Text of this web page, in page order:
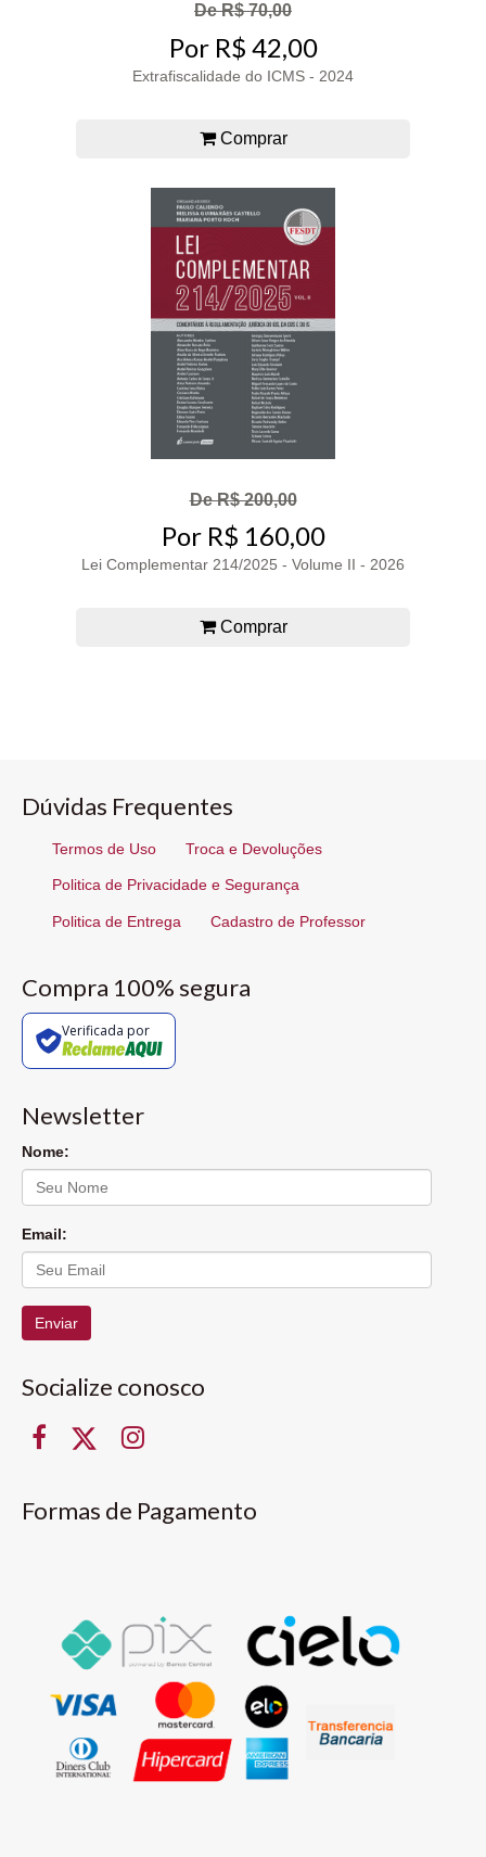
De R$ 70,00
Por R$ 42,00
Extrafiscalidade do ICMS - 2024
Comprar
De R$ 200,00
Por R$ 160,00
Lei Complementar 214/2025 - Volume II - 2026
Comprar
Dúvidas Frequentes
Termos de Uso Troca e Devoluções
Politica de Privacidade e Segurança
Politica de Entrega Cadastro de Professor
Compra 100% segura
Verificada por
Newsletter
Nome:
Email:
Enviar
Socialize conosco
Formas de Pagamento